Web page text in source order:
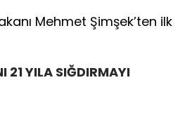
Mehmet Şimşek’ten ilk
21 YILA SIĞDIRMAYI